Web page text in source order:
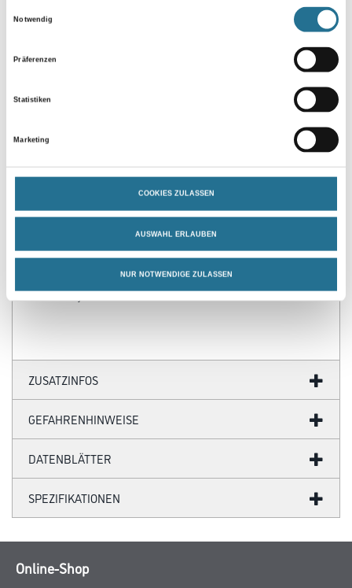
Notwendig
Präferenzen
Statistiken
Marketing
COOKIES ZULASSEN
AUSWAHL ERLAUBEN
NUR NOTWENDIGE ZULASSEN
PRODUKTEIGENSCHAFTEN
Produkteigenschaft
- HDF Kern, ummantelt mit dem chlorfreien Polyblend auf Basis
PP/TPE, mit Kabelkanal
- Länge 5,15 m, VE = 20 Stück
- TFC totally chlorine-free
ZUSATZINFOS
GEFAHRENHINWEISE
DATENBLÄTTER
SPEZIFIKATIONEN
Online-Shop